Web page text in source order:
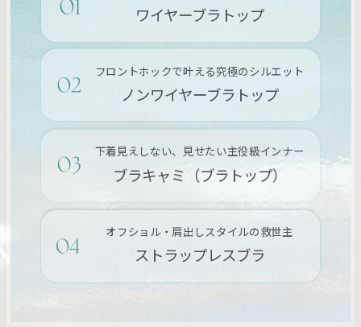
ワイヤーブラトップ
フロントホックで叶える究極のシルエット
ノンワイヤーブラトップ
下着見えしない、見せたい主役級インナー
ブラキャミ（ブラトップ）
オフショル・肩出しスタイルの救世主
ストラップレスブラ